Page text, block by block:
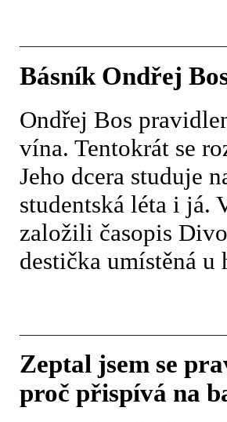
Básník Ondřej
Ondřej Bos
vína. Tentokrát se
Jeho dcera studuje
studentská léta i já.
založili časopis
destička umístěná
Zeptal jsem se
proč přispívá na